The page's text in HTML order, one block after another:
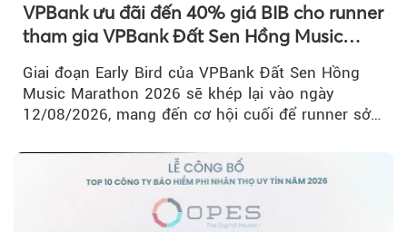
VPBank ưu đãi đến 40% giá BIB cho runner
tham gia VPBank Đất Sen Hồng Music
Giai đoạn Early Bird của VPBank Đất Sen Hồng
Music Marathon 2026 sẽ khép lại vào ngày
12/08/2026, mang đến cơ hội cuối để runner sở